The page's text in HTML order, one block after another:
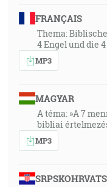
FRANÇAIS
Thema:
4 Engel und die 4
MP3
MAGYAR
A téma: »A 7
bibliai
MP3